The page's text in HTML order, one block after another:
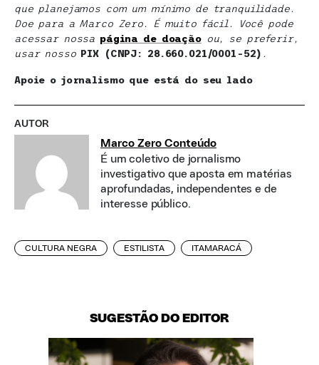
que planejamos com um mínimo de tranquilidade.
Doe para a Marco Zero. É muito fácil. Você pode
acessar nossa página de doação ou, se preferir,
usar nosso PIX (CNPJ: 28.660.021/0001-52) .
Apoie o jornalismo que está do seu lado
AUTOR
Marco Zero Conteúdo
É um coletivo de jornalismo
investigativo que aposta em matérias
aprofundadas, independentes e de
interesse público.
CULTURA NEGRA ESTILISTA ITAMARACÁ
SUGESTÃO DO EDITOR